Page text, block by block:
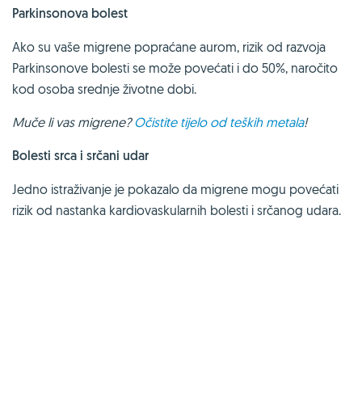
Parkinsonova bolest
Ako su vaše migrene popraćane aurom, rizik od razvoja
Parkinsonove bolesti se može povećati i do 50%, naročito
kod osoba srednje životne dobi.
Muče li vas migrene?Očistite tijelo od teških metala!
Bolesti srca i srčani udar
Jedno istraživanje je pokazalo da migrene mogu povećati
rizik od nastanka kardiovaskularnih bolesti i srčanog udara.